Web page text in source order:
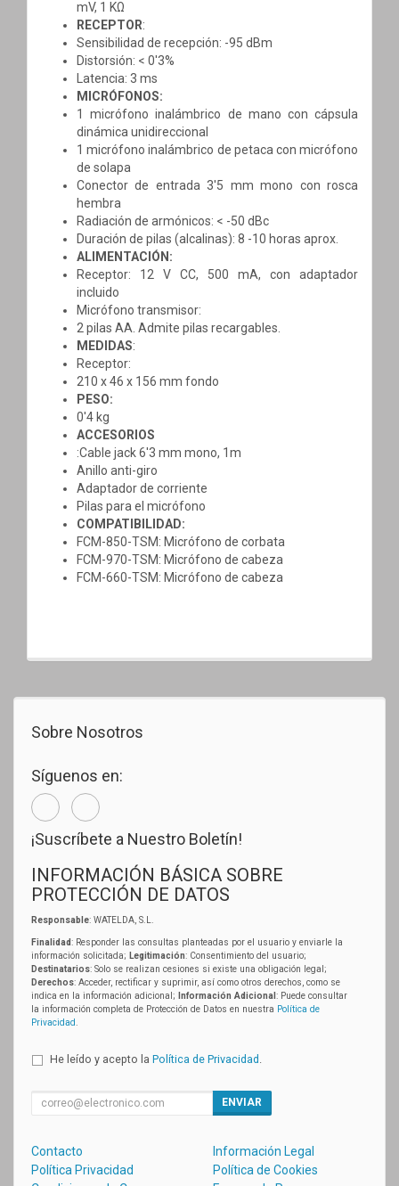
mV, 1 KΩ
RECEPTOR:
Sensibilidad de recepción: -95 dBm
Distorsión: < 0'3%
Latencia: 3 ms
MICRÓFONOS:
1 micrófono inalámbrico de mano con cápsula
dinámica unidireccional
1 micrófono inalámbrico de petaca con micrófono
de solapa
Conector de entrada 3'5 mm mono con rosca
hembra
Radiación de armónicos: < -50 dBc
Duración de pilas (alcalinas): 8 -10 horas aprox.
ALIMENTACIÓN:
Receptor: 12 V CC, 500 mA, con adaptador
incluido
Micrófono transmisor:
2 pilas AA. Admite pilas recargables.
MEDIDAS:
Receptor:
210 x 46 x 156 mm fondo
PESO:
0'4 kg
ACCESORIOS
:Cable jack 6'3 mm mono, 1m
Anillo anti-giro
Adaptador de corriente
Pilas para el micrófono
COMPATIBILIDAD:
FCM-850-TSM: Micrófono de corbata
FCM-970-TSM: Micrófono de cabeza
FCM-660-TSM: Micrófono de cabeza
Sobre Nosotros
Síguenos en:
¡Suscríbete a Nuestro Boletín!
INFORMACIÓN BÁSICA SOBRE
PROTECCIÓN DE DATOS
Responsable: WATELDA, S.L.
Finalidad: Responder las consultas planteadas por el usuario y enviarle la
información solicitada; Legitimación: Consentimiento del usuario;
Destinatarios: Solo se realizan cesiones si existe una obligación legal;
Derechos: Acceder, rectificar y suprimir, así como otros derechos, como se
indica en la información adicional;
Información Adicional : Puede consultar
la información completa de Protección de Datos en nuestra Política de
Privacidad
He leído y acepto la Política de Privacidad
ENVIAR
Contacto
Información Legal
Política Privacidad
Política de Cookies